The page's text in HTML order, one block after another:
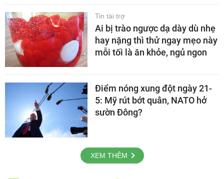
Tin tài trợ
Ai bị trào ngược dạ dày dù nhẹ
hay nặng thì thử ngay mẹo này
mỗi tối là ăn khỏe, ngủ ngon
Điểm nóng xung đột ngày 21-
5: Mỹ rút bớt quân, NATO hở
sườn Đông?
XEM THÊM